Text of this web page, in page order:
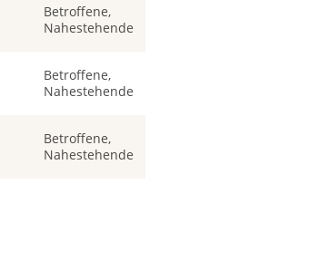
Betroffene,
Nahestehende
Betroffene,
Nahestehende
Betroffene,
Nahestehende